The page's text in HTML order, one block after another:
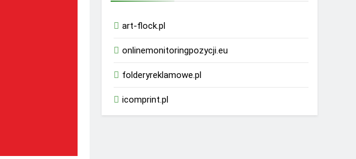
art-flock.pl
onlinemonitoringpozycji.eu
folderyreklamowe.pl
icomprint.pl